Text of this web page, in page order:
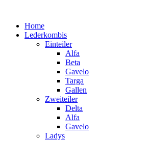
Home
Lederkombis
Einteiler
Alfa
Beta
Gavelo
Targa
Gallen
Zweiteiler
Delta
Alfa
Gavelo
Ladys